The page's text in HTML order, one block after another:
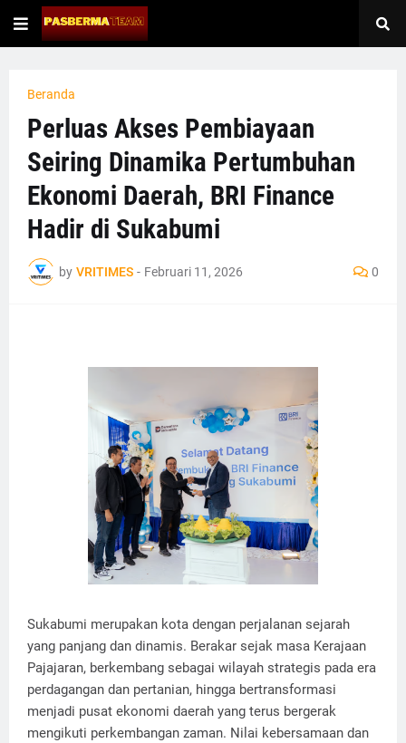
Beranda
Perluas Akses Pembiayaan
Seiring Dinamika Pertumbuhan
Ekonomi Daerah, BRI Finance
Hadir di Sukabumi
by VRITIMES - Februari 11, 2026 0
Sukabumi merupakan kota dengan perjalanan sejarah
yang panjang dan dinamis. Berakar sejak masa Kerajaan
Pajajaran, berkembang sebagai wilayah strategis pada era
perdagangan dan pertanian, hingga bertransformasi
menjadi pusat ekonomi daerah yang terus bergerak
mengikuti perkembangan zaman. Nilai kebersamaan dan